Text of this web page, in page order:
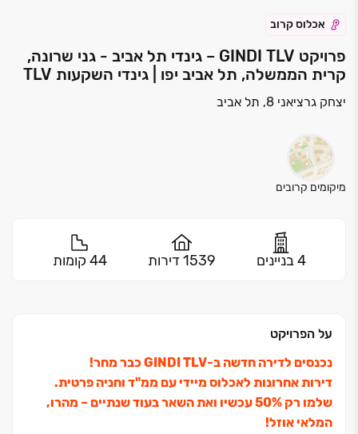
אכלוס קרוב
פרויקט GINDI TLV – גינדי תל אביב - גני שרונה,
קרית הממשלה, תל אביב יפו | גינדי השקעות TLV
יצחק גרציאני 8, תל אביב
מיקומים קרובים
4 בניינים 1539 דירות 44 קומות
על הפרויקט
נכנסים לדירה חדשה ב-GINDI TLV כבר מחר!
דירות אחרונות לאכלוס מיידי עם ממ"ד וחניה פרטית.
שלמו רק ‏50% עכשיו ואת השאר בעוד שנתיים ‏– מהרו,
המלאי אוזל!